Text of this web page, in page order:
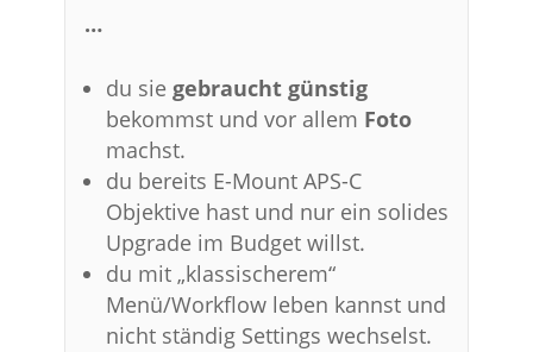
…
du sie gebraucht günstig
bekommst und vor allem Foto
machst.
du bereits E-Mount APS-C
Objektive hast und nur ein solides
Upgrade im Budget willst.
du mit „klassischerem“
Menü/Workflow leben kannst und
nicht ständig Settings wechselst.